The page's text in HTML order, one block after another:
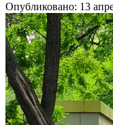
Опубликовано: 13